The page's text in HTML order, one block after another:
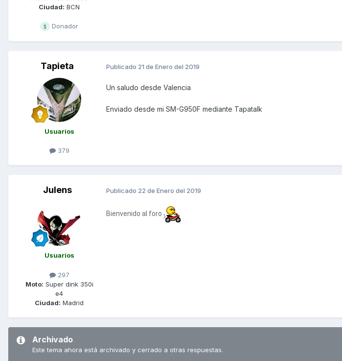
Ciudad: BCN
Donador
Tapieta
Usuarios
379
Publicado 21 de Enero del 2019
Un saludo desde Valencia
Enviado desde mi SM-G950F mediante Tapatalk
Julens
Usuarios
297
Moto: Super dink 350i
e4
Ciudad: Madrid
Publicado 22 de Enero del 2019
Bienvenido al foro
Archivado
Este tema ahora está archivado y cerrado a otras respuestas.